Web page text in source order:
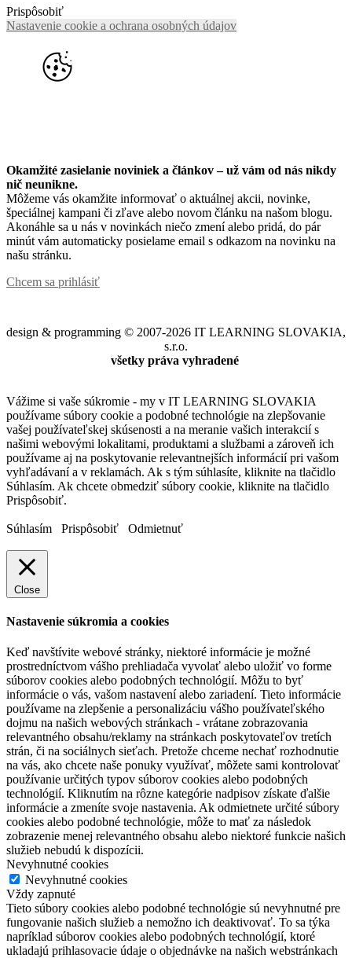
Prispôsobiť
Nastavenie cookie a ochrana osobných údajov
Okamžité zasielanie noviniek a článkov – už vám od nás nikdy
nič neunikne.
Môžeme vás okamžite informovať o aktuálnej akcii, novinke,
špeciálnej kampani či zľave alebo novom článku na našom blogu.
Akonáhle sa u nás v novinkách niečo zmení alebo pridá, do pár
minút vám automaticky posielame email s odkazom na novinku na
našu stránku.
Chcem sa prihlásiť
design & programming © 2007-2026 IT LEARNING SLOVAKIA,
s.r.o.
všetky práva vyhradené
Vážime si vaše súkromie - my v IT LEARNING SLOVAKIA
používame súbory cookie a podobné technológie na zlepšovanie
vašej používateľskej skúsenosti a na meranie vašich interakcií s
našimi webovými lokalitami, produktami a službami a zároveň ich
používame aj na poskytovanie relevantnejších informácií pri vašom
vyhľadávaní a v reklamách. Ak s tým súhlasíte, kliknite na tlačidlo
Súhlasím. Ak chcete obmedziť súbory cookie, kliknite na tlačidlo
Prispôsobiť.
Súhlasím Prispôsobiť Odmietnuť
Close
Nastavenie súkromia a cookies
Keď navštívite webové stránky, niektoré informácie je možné
prostredníctvom vášho prehliadača vyvolať alebo uložiť vo forme
súborov cookies alebo podobných technológií. Môžu to byť
informácie o vás, vašom nastavení alebo zariadení. Tieto informácie
používame na zlepšenie a personalizáciu vášho používateľského
dojmu na našich webových stránkach - vrátane zobrazovania
relevantného obsahu/reklamy na stránkach poskytovateľov tretích
strán, či na sociálnych sieťach. Pretože chceme nechať rozhodnutie
na vás, ako chcete naše ponuky využívať, môžete sami kontrolovať
používanie určitých typov súborov cookies alebo podobných
technológií. Kliknutím na rôzne kategórie nadpisov získate ďalšie
informácie a zmeníte svoje nastavenia. Ak odmietnete určité súbory
cookies alebo podobné technológie, môže to mať za následok
zobrazenie menej relevantného obsahu alebo niektoré funkcie našich
služieb nebudú k dispozícii.
Nevyhnutné cookies
Nevyhnutné cookies
Vždy zapnuté
Tieto súbory cookies alebo podobné technológie sú nevyhnutné pre
fungovanie našich služieb a nemožno ich deaktivovať. To sa týka
napríklad súborov cookies alebo podobných technológií, ktoré
ukladajú prihlasovacie údaje o objednávke na našich webstránkach